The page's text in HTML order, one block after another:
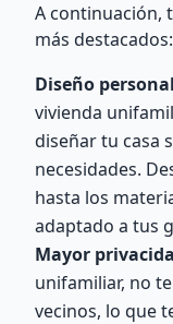
A continuación,
más destacados:
Diseño
vivienda
diseñar tu casa
necesidades.
hasta los
adaptado a tus
Mayor
unifamiliar, no
vecinos, lo que